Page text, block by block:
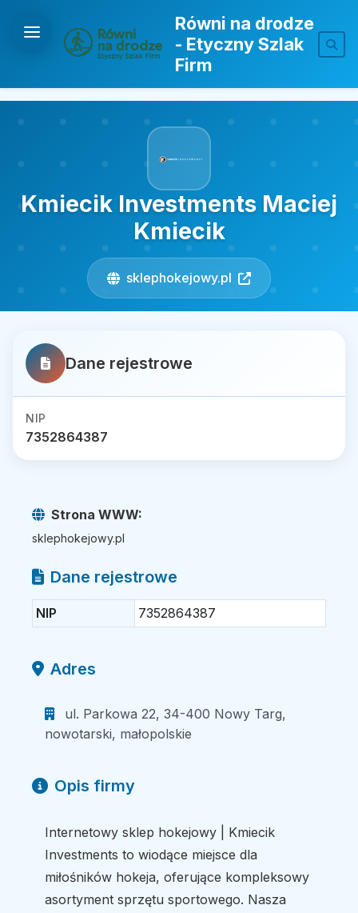
Równi na drodze
- Etyczny Szlak
Firm
Kmiecik Investments Maciej
Kmiecik
sklephokejowy.pl
Dane rejestrowe
NIP
7352864387
Strona WWW:
sklephokejowy.pl
Dane rejestrowe
NIP 7352864387
Adres
ul. Parkowa 22, 34-400 Nowy Targ,
nowotarski, małopolskie
Opis firmy
Internetowy sklep hokejowy | Kmiecik
Investments to wiodące miejsce dla
miłośników hokeja, oferujące kompleksowy
asortyment sprzętu sportowego. Nasza